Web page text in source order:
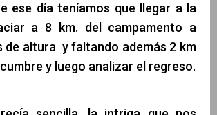
ese día teníamos que llegar a la
a 8 km. del campamento a
de altura y faltando además 2 km
y luego analizar el regreso.